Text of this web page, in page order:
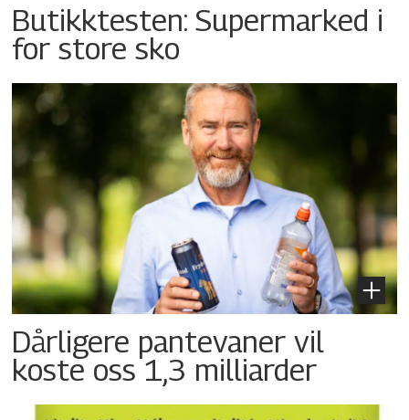
Butikktesten: Supermarked i
for store sko
Dårligere pantevaner vil
koste oss 1,3 milliarder